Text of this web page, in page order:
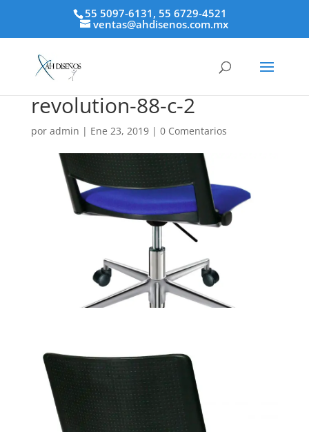
55 5097-6131, 55 6729-4521
ventas@ahdisenos.com.mx
revolution-88-c-2
por admin | Ene 23, 2019| 0 Comentarios